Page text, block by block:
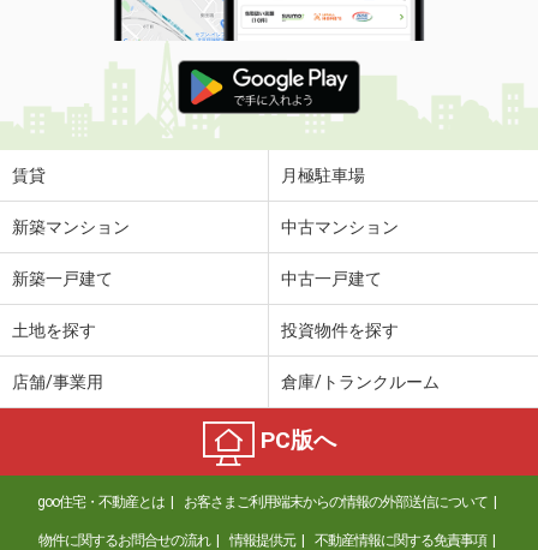
賃貸 月極駐車場
新築マンション 中古マンション
新築一戸建て 中古一戸建て
土地を探す 投資物件を探す
店舗/事業用 倉庫/トランクルーム
PC版へ
goo住宅・不動産とは お客さまご利用端末からの情報の外部送信について
物件に関するお問合せの流れ 情報提供元 不動産情報に関する免責事項